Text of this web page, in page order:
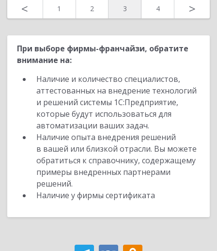
< 1 2 3 4 >
При выборе фирмы-франчайзи, обратите
внимание на:
Наличие и количество специалистов,
аттестованных на внедрение технологий
и решений системы 1С:Предприятие,
которые будут использоваться для
автоматизации ваших задач.
Наличие опыта внедрения решений
в вашей или близкой отрасли. Вы можете
обратиться к справочнику, содержащему
примеры внедренных партнерами
решений.
Наличие у фирмы сертификата